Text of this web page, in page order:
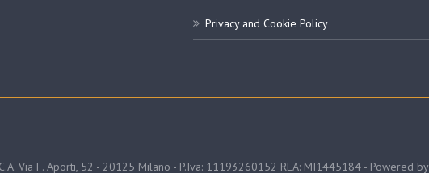
Privacy and Cookie Policy
Via F. Aporti, 52 - 20125 Milano - P.Iva: 11193260152 REA: MI1445184 - Powered by